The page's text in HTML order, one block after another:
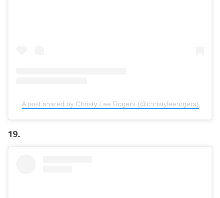
A post shared by Christy Lee Rogers (@christyleerogers)
19.